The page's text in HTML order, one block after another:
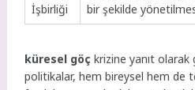
İşbirliği
bir şekilde
küresel göç krizine yanıt olarak
politikalar, hem bireysel hem de